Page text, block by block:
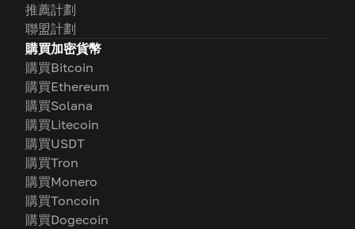
推薦計劃
聯盟計劃
購買加密貨幣
購買Bitcoin
購買Ethereum
購買Solana
購買Litecoin
購買USDT
購買Tron
購買Monero
購買Toncoin
購買Dogecoin